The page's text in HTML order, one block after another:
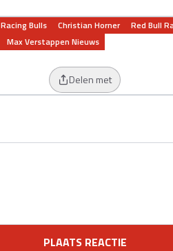
Racing Bulls Christian Horner
Red Bull
Max Verstappen Nieuws
Delen met
PLAATS REACTIE